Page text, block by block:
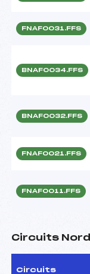
FNAF0031.FFS
BNAF0034.FFS
BNAF0032.FFS
FNAF0021.FFS
FNAF0011.FFS
Circuits
Circuits